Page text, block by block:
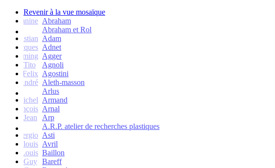
Revenir à la vue mosaïque
Janine Abraham
Abraham et Rol
Christian Adam
Jacques Adnet
Flemming Agger
Tito
Agnoli
Felix Agostini
André Aleth-masson
Arlus
Michel Armand
François Arnal
Jean
Arp
A.R.P. atelier de recherches plastiques
Sergio Asti
Jean-louis Avril
Louis Baillon
Guy Bareff